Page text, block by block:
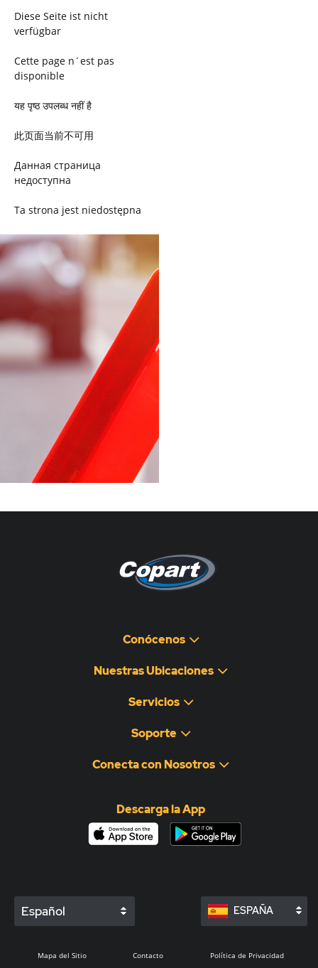
Diese Seite ist nicht
verfügbar
Cette page n´est pas
disponible
यह पृष्ठ उपलब्ध नहीं है
此页面当前不可用
Данная страница
недоступна
Ta strona jest niedostępna
Trang này không có
Esta página não está
disponível
このページは現在利用できま
せん
Pagina non disponibile
هذه الصفحة غير متوفرة
Conócenos
Nuestras Ubicaciones
Servicios
Soporte
Conecta con Nosotros
Descarga la App
Español ESPAÑA
Mapa del Sitio Contacto Política de Privacidad